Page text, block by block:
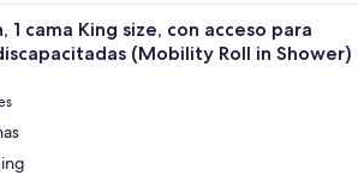
Habitación de hotel moderna
1 cama King size, con acceso para
(Mobility Roll in Shower)